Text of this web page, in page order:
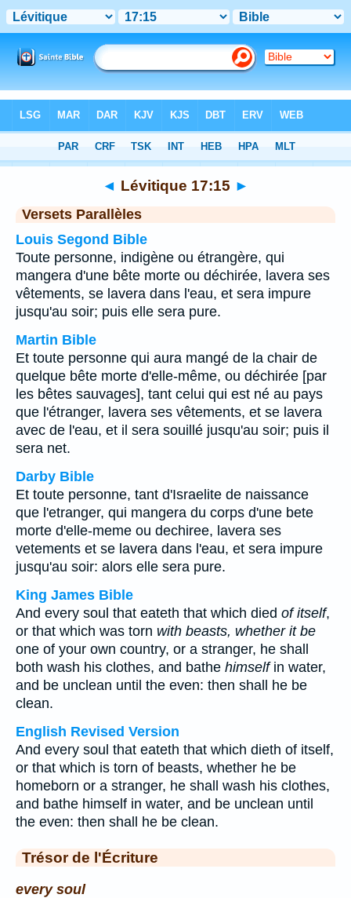
Chapitre 17 > Verset 15
◄ Lévitique 17:15 ►
Versets Parallèles
Louis Segond Bible
Toute personne, indigène ou étrangère, qui
mangera d'une bête morte ou déchirée, lavera ses
vêtements, se lavera dans l'eau, et sera impure
jusqu'au soir; puis elle sera pure.
Martin Bible
Et toute personne qui aura mangé de la chair de
quelque bête morte d'elle-même, ou déchirée [par
les bêtes sauvages], tant celui qui est né au pays
que l'étranger, lavera ses vêtements, et se lavera
avec de l'eau, et il sera souillé jusqu'au soir; puis il
sera net.
Darby Bible
Et toute personne, tant d'Israelite de naissance
que l'etranger, qui mangera du corps d'une bete
morte d'elle-meme ou dechiree, lavera ses
vetements et se lavera dans l'eau, et sera impure
jusqu'au soir: alors elle sera pure.
King James Bible
And every soul that eateth that which died of itself,
or that which was torn with beasts, whether it be
one of your own country, or a stranger, he shall
both wash his clothes, and bathe himselfin water,
and be unclean until the even: then shall he be
clean.
English Revised Version
And every soul that eateth that which dieth of itself,
or that which is torn of beasts, whether he be
homeborn or a stranger, he shall wash his clothes,
and bathe himself in water, and be unclean until
the even: then shall he be clean.
Trésor de l'Écriture
every soul